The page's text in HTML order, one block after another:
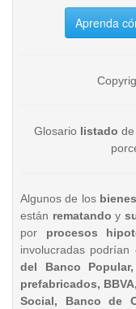
Aprenda
Glosario listado
Algunos de los
están rematando y
por procesos
involucradas podrían
del Banco
prefabricados,
Social, Banco de